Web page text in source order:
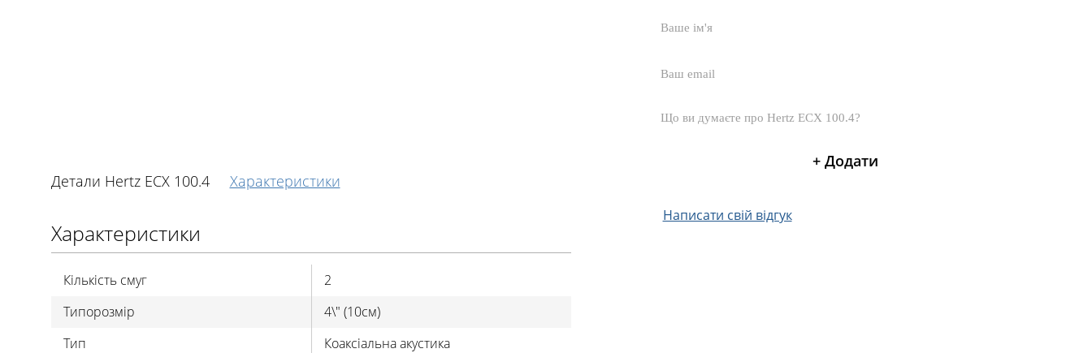
Детали Hertz ECX 100.4 Характеристики
Характеристики
Кількість смуг
2
Типорозмір
4\" (10см)
Тип
Коаксіальна акустика
Написати свій відгук